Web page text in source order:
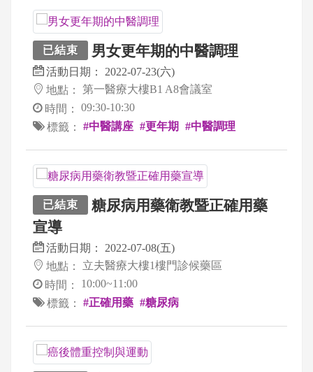
已結束 男女更年期的中醫調理
活動日期：
2022-07-23(六)
地點：
第一醫療大樓B1 A8會議室
時間：
09:30-10:30
標籤：
#中醫講座 #更年期 #中醫調理
已結束
糖尿病用藥衛教暨正確用藥
宣導
活動日期：
2022-07-08(五)
地點：
立夫醫療大樓1樓門診候藥區
時間：
10:00~11:00
標籤：
#正確用藥 #糖尿病